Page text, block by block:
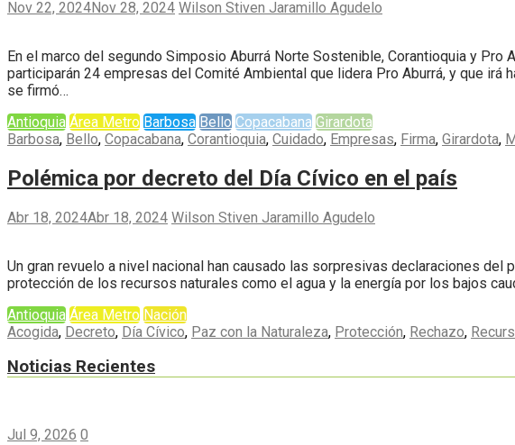
Nov 22, 2024Nov 28, 2024 Wilson Stiven Jaramillo Agudelo
En el marco del segundo Simposio Aburrá Norte Sostenible, Corantioquia y
participarán 24 empresas del Comité Ambiental que lidera Pro Aburrá, y que
se firmó…
Antioquia Área Metro Barbosa Bello Copacabana Girardota
Barbosa, Bello, Copacabana, Corantioquia, Cuidado, Empresas, Firma, Girardota,
Polémica por decreto del Día Cívico en el país
Abr 18, 2024Abr 18, 2024 Wilson Stiven Jaramillo Agudelo
Un gran revuelo a nivel nacional han causado las sorpresivas declaraciones
protección de los recursos naturales como el agua y la energía por los bajos
Antioquia Área Metro Nación
Acogida, Decreto, Día Cívico, Paz con la Naturaleza, Protección, Rechazo,
Noticias Recientes
Jul 9, 2026 0